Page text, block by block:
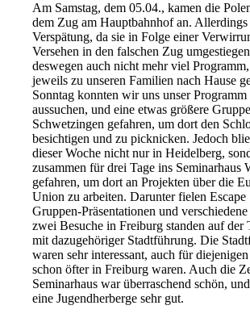
Am Samstag, dem 05.04., kamen die
dem Zug am Hauptbahnhof an.
Verspätung, da sie in Folge einer
Versehen in den falschen Zug
deswegen auch nicht mehr viel
jeweils zu unseren Familien nach Hause
Sonntag konnten wir uns unser Programm
aussuchen, und eine etwas größere
Schwetzingen gefahren, um dort den
besichtigen und zu picknicken. Jedoch
dieser Woche nicht nur in Heidelberg,
zusammen für drei Tage ins Seminarhaus
gefahren, um dort an Projekten über die
Union zu arbeiten. Darunter fielen Escape
Gruppen-Präsentationen und
zwei Besuche in Freiburg standen auf der
mit dazugehöriger Stadtführung. Die
waren sehr interessant, auch für
schon öfter in Freiburg waren. Auch die
Seminarhaus war überraschend schön,
eine Jugendherberge sehr gut.